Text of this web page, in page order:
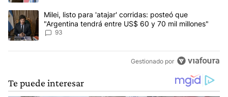
Un artículo de tendencia con el título "Milei, listo para 'atajar'
Milei, listo para 'atajar' corridas: posteó que
"Argentina tendrá entre US$ 60 y 70 mil millones"
93
Gestionado por